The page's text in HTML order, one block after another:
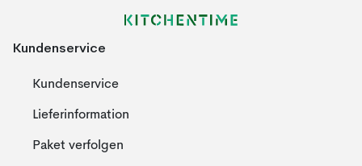
Kundenservice
Kundenservice
Lieferinformation
Paket verfolgen